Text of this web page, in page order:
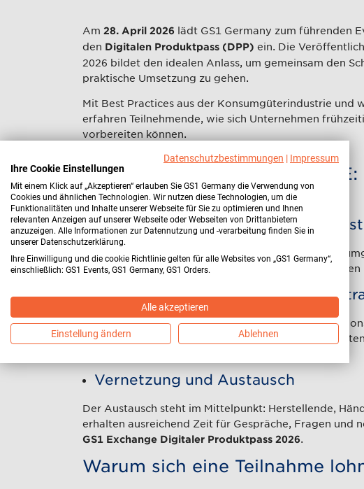
Am 28. April 2026 lädt GS1 Germany zum führenden
den Digitalen Produktpass (DPP) ein. Die
2026 bildet den idealen Anlass, um gemeinsam den
praktische Umsetzung zu gehen.
Mit Best Practices aus der Konsumgüterindustrie und
erfahren Teilnehmende, wie sich Unternehmen
vorbereiten können.
Was Sie beim GS1
2026 erwartet
Impulse aus Politik, Handel und
Hochkarätige Speaker aus Politik, Handel und
Hintergründe, Anforderungen und Chancen der neuen
Interaktive Formate für den
Diskussionsrunden, Workshops und praxisnahe
sondern aktiv an Lösungen und Konzepten
Vernetzung und Austausch
Der Austausch steht im Mittelpunkt: Herstellende,
erhalten ausreichend Zeit für Gespräche, Fragen und
GS1 Exchange Digitaler Produktpass 2026.
Warum sich eine Teilnahme
Datenschutzbestimmungen | Impressum
Ihre Cookie Einstellungen
Mit einem Klick auf „Akzeptieren“ erlauben Sie GS1 Germany die Verwendung von
Cookies und ähnlichen Technologien. Wir nutzen diese Technologien, um die
Funktionalitäten und Inhalte unserer Webseite für Sie zu optimieren und Ihnen
relevanten Anzeigen auf unserer Webseite oder Webseiten von Drittanbietern
anzuzeigen. Alle Informationen zur Datennutzung und -verarbeitung finden Sie in
unserer Datenschutzerklärung.
Ihre Einwilligung und die cookie Richtlinie gelten für alle Websites von „GS1 Germany“,
einschließlich: GS1 Events, GS1 Germany, GS1 Orders.
Alle akzeptieren
Einstellung ändern Ablehnen